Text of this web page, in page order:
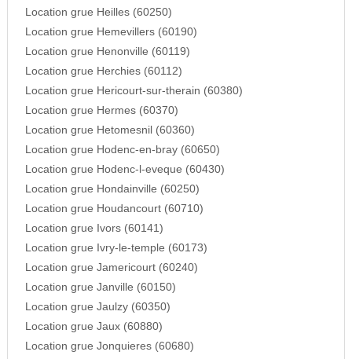
Location grue Heilles (60250)
Location grue Hemevillers (60190)
Location grue Henonville (60119)
Location grue Herchies (60112)
Location grue Hericourt-sur-therain (60380)
Location grue Hermes (60370)
Location grue Hetomesnil (60360)
Location grue Hodenc-en-bray (60650)
Location grue Hodenc-l-eveque (60430)
Location grue Hondainville (60250)
Location grue Houdancourt (60710)
Location grue Ivors (60141)
Location grue Ivry-le-temple (60173)
Location grue Jamericourt (60240)
Location grue Janville (60150)
Location grue Jaulzy (60350)
Location grue Jaux (60880)
Location grue Jonquieres (60680)